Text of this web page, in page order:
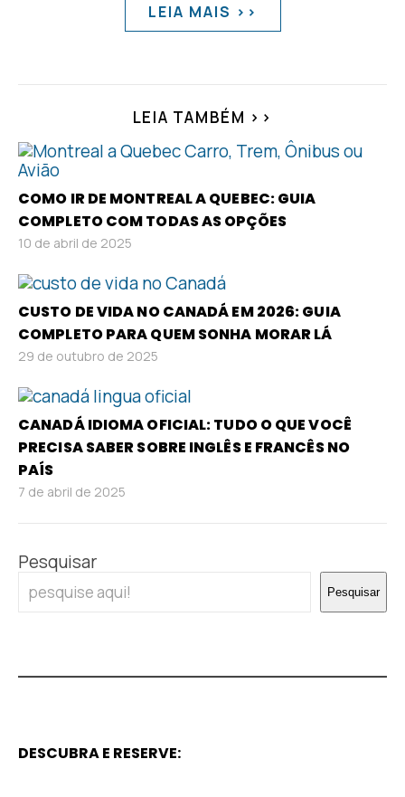
LEIA MAIS >>
LEIA TAMBÉM >>
COMO IR DE MONTREAL A QUEBEC: GUIA
COMPLETO COM TODAS AS OPÇÕES
10 de abril de 2025
CUSTO DE VIDA NO CANADÁ EM 2026: GUIA
COMPLETO PARA QUEM SONHA MORAR LÁ
29 de outubro de 2025
CANADÁ IDIOMA OFICIAL: TUDO O QUE VOCÊ
PRECISA SABER SOBRE INGLÊS E FRANCÊS NO
PAÍS
7 de abril de 2025
Pesquisar
Pesquisar
DESCUBRA E RESERVE: